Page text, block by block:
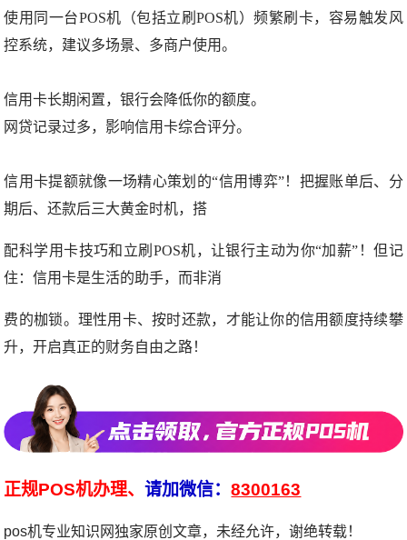
使用同一台POS机（包括立刷POS机）频繁刷卡，容易触发风
控系统，建议多场景、多商户使用。
信用卡长期闲置，银行会降低你的额度。
网贷记录过多，影响信用卡综合评分。
信用卡提额就像一场精心策划的“信用博弈”！把握账单后、分
期后、还款后三大黄金时机，搭
配科学用卡技巧和立刷POS机，让银行主动为你“加薪”！但记
住：信用卡是生活的助手，而非消
费的枷锁。理性用卡、按时还款，才能让你的信用额度持续攀
升，开启真正的财务自由之路！
正规POS机办理、请加微信：8300163
pos机专业知识网独家原创文章，未经允许，谢绝转载！